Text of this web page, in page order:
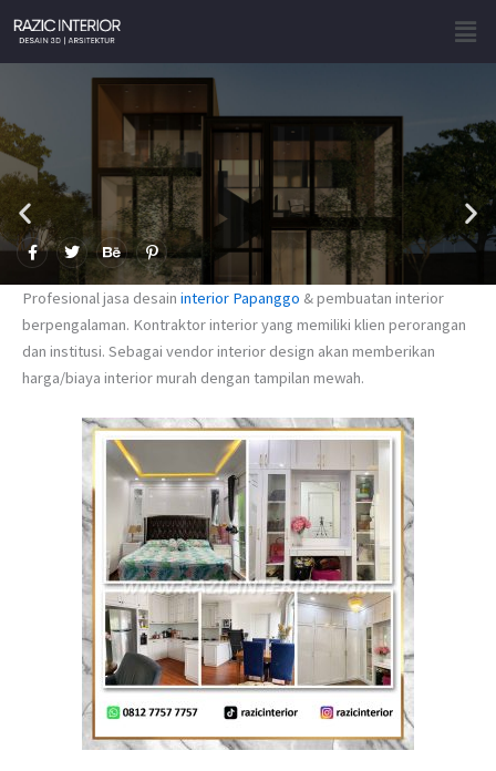
content
F
a
e
b
o
k
f
T
w
t
t
e
r
B
e
h
a
n
c
P
i
n
t
e
r
s
-
Profesional jasa desain interior Papanggo & pembuatan interior
berpengalaman. Kontraktor interior yang memiliki klien perorangan
dan institusi. Sebagai vendor interior design akan memberikan
harga/biaya interior murah dengan tampilan mewah.